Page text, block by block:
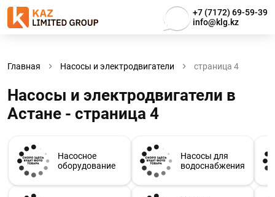
+7 (7172) 69-59-39
info@klg.kz
Главная Насосы и электродвигатели страница 4
Насосы и электродвигатели в
Астанe - страница 4
Насосное
оборудование
Насосы для
водоснабжения